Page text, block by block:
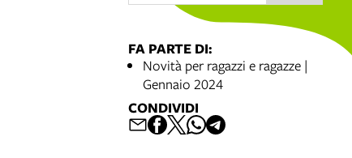
FA PARTE DI:
Novità per ragazzi e ragazze |
Gennaio 2024
CONDIVIDI